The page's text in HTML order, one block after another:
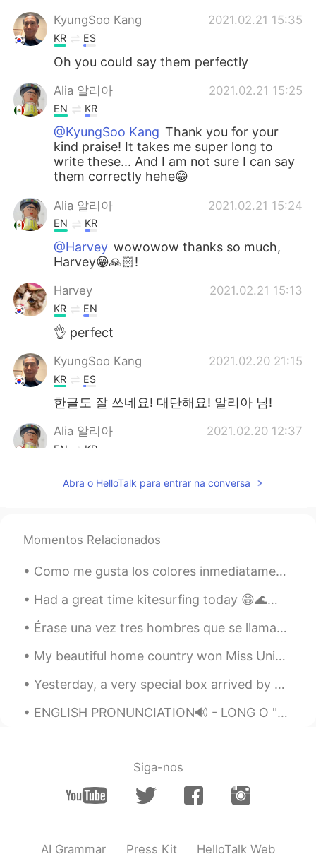
KyungSoo Kang 2021.02.21 15:35
KR ES
Oh you could say them perfectly
Alia 알리아 2021.02.21 15:25
EN KR
@KyungSoo Kang Thank you for your
kind praise! It takes me super long to
write these... And I am not sure I can say
them correctly hehe😁
Alia 알리아 2021.02.21 15:24
EN KR
@Harvey wowowow thanks so much,
Harvey😁🙏🏻!
Harvey 2021.02.21 15:13
KR EN
👌 perfect
KyungSoo Kang 2021.02.20 21:15
KR ES
한글도 잘 쓰네요! 대단해요! 알리아 님!
Alia 알리아 2021.02.20 12:37
EN KR
the characters' slow coming of age.
EN KR
EN KR
@SweetGrace감사합니다^^💜! This took
to build sentences without studying
📚😁
Alia 알리아 2021.02.20 12:24
checking and confirming😃👍🏻🙏🏻
Alia 알리아 2021.02.20 12:22
@이화준
정말 고맙습니다 😍👍🏻!! Oh...
Abra o HelloTalk para entrar na conversa
Momentos Relacionados
Como me gusta los colores inmediatamente después del atardecer 😍😍 Aqui es algunas de mis favorit...
Had a great time kitesurfing today 😁🌊🏄🏼‍♀️🪁 "You never know what you can do until you try, and v...
Érase una vez tres hombres que se llamaban Melchor Gaspar y Baltasar. Eran los tres Reyes Magos. ...
My beautiful home country won Miss Universe!! I know I’m late but I’m very proud of my country! A...
Yesterday, a very special box arrived by post 🖤❤🤍💙. My family gathered to open it. A friend and...
ENGLISH PRONUNCIATION🔊 - LONG O "Long O" refers to an O sound that is made of two sounds blende...
Siga-nos
AI Grammar Press Kit HelloTalk Web